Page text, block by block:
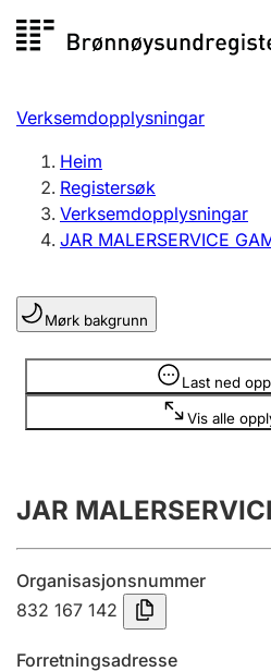
til
Registersøk
Aksjeselskap
Enkeltpersonføretak
Registrere, endre, slette
Lag og foreining
Registrere, endre, slette
Innsending og
Tinglysing
Verksemdopplysningar
Heim
Registersøk
Verksemdopplysningar
JAR MALERSERVICE
Mørk bakgrunn
Last ned
Vis alle
Opplysninger er skjult
JAR
Organisasjonsnummer
832 167 142
Forretningsadresse